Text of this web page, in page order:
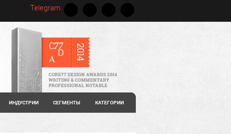
Telegram
ИНДУСТРИИ СЕГМЕНТЫ КАТЕГОРИИ